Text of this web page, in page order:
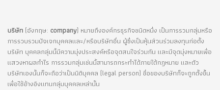
บริษัท (อังกฤษ: company) หมายถึงองค์กรธุรกิจชนิดหนึ่ง เป็นการรวมกลุ่มหรือ
การรวบรวมปัจเจกบุคคลและ/หรือบริษัทอื่น ผู้ซึ่งเป็นหุ้นส่วนร่วมลงทุนก่อตั้ง
บริษัท บุคคลกลุ่มนี้มีความมุ่งประสงค์หรือจุดสนใจร่วมกัน และมีจุดมุ่งหมายเพื่อ
แสวงหาผลกำไร การรวมกลุ่มเช่นนี้สามารถกระทำได้ภายใต้กฎหมาย และตัว
บริษัทเองนั้นก็จะถือว่าเป็นนิติบุคคล (legal person) ชื่อของบริษัทก็จะถูกตั้งขึ้น
เพื่อใช้อ้างอิงแทนกลุ่มบุคคลเหล่านั้น